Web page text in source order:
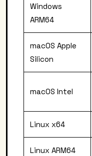
Windows
ARM64
macOS Apple
Silicon
macOS Intel
Linux x64
Linux ARM64